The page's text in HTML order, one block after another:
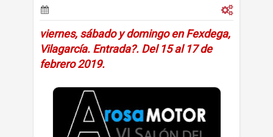
viernes, sábado y domingo en Fexdega,
Vilagarcía. Entrada?. Del 15 al 17 de
febrero 2019.